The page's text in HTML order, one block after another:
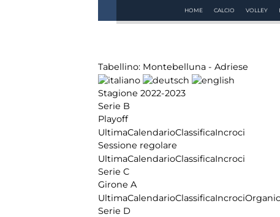
HOME CALCIO VOLLEY
Tabellino: Montebelluna - Adriese
Stagione 2022-2023
Serie B
Playoff
UltimaCalendarioClassificaIncroci
Sessione regolare
UltimaCalendarioClassificaIncroci
Serie C
Girone A
UltimaCalendarioClassificaIncroci
Serie D